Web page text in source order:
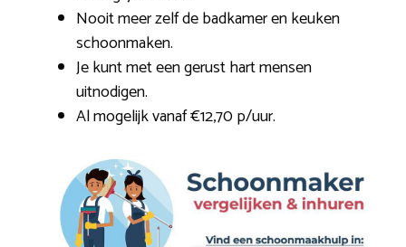
Nooit meer zelf de badkamer en keuken
schoonmaken.
Je kunt met een gerust hart mensen
uitnodigen.
Al mogelijk vanaf €12,70 p/uur.